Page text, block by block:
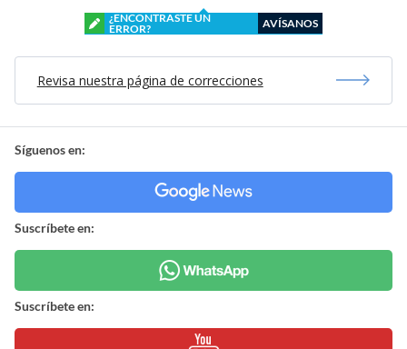
¿ENCONTRASTE UN
ERROR?
AVÍSANOS
Revisa nuestra página de correcciones
Síguenos en:
Suscríbete en:
Suscríbete en: